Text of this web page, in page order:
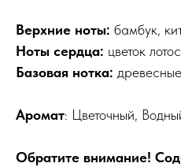
Верхние ноты: бамбук,
Ноты сердца: цветок
Базовая нотка:
Аромат: Цветочный,
Обратите внимание!